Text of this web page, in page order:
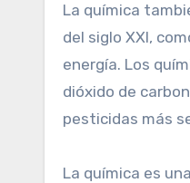
La química
del siglo XXI,
energía. Los
dióxido de
pesticidas más
La química es